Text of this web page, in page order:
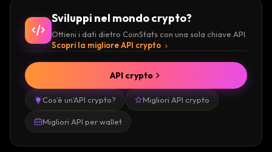
Sviluppi nel mondo crypto?
Ottieni i dati dietro CoinStats con una sola chiave API.
Scopri la migliore API crypto
Cos'è un'API crypto? Migliori API crypto
Migliori API per wallet
API crypto